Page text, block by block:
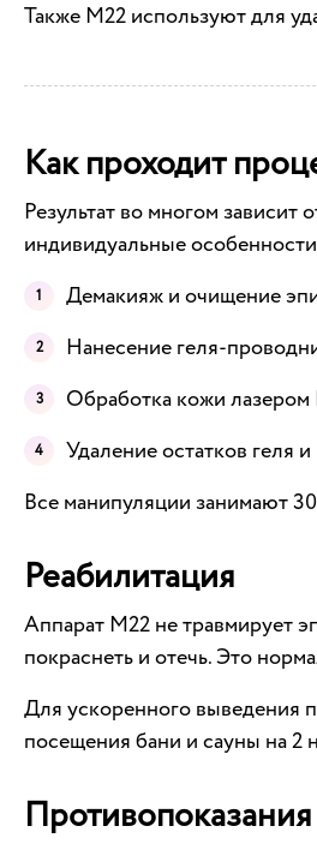
Также М22 используют для
Как проходит
Результат во многом
индивидуальные
Демакияж и очищение
Нанесение геля-
Обработка кожи
Удаление остатков геля
Все манипуляции занимают
Реабилитация
Аппарат М22 не травмирует
покраснеть и отечь. Это
Для ускоренного выведения
посещения бани и сауны на 2